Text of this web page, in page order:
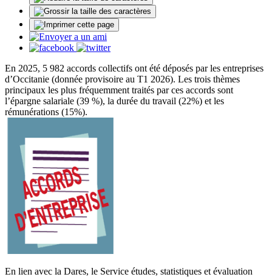
En 2025, 5 982 accords collectifs ont été déposés par les entreprises
d’Occitanie (donnée provisoire au T1 2026). Les trois thèmes
principaux les plus fréquemment traités par ces accords sont
l’épargne salariale (39 %), la durée du travail (22%) et les
rémunérations (15%).
En lien avec la Dares, le Service études, statistiques et évaluation